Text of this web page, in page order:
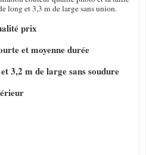
long et 3,3 m de large sans union.
prix
et moyenne durée
3,2 m de large sans soudure